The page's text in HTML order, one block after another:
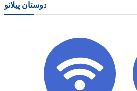
دوستان پیلانو